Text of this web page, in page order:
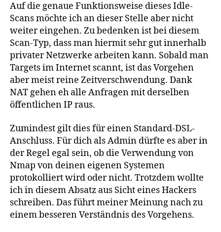
Auf die genaue Funktionsweise dieses Idle-
Scans möchte ich an dieser Stelle aber nicht
weiter eingehen. Zu bedenken ist bei diesem
Scan-Typ, dass man hiermit sehr gut innerhalb
privater Netzwerke arbeiten kann. Sobald man
Targets im Internet scannt, ist das Vorgehen
aber meist reine Zeitverschwendung. Dank
NAT gehen eh alle Anfragen mit derselben
öffentlichen IP raus.
Zumindest gilt dies für einen Standard-DSL-
Anschluss. Für dich als Admin dürfte es aber in
der Regel egal sein, ob die Verwendung von
Nmap von deinen eigenen Systemen
protokolliert wird oder nicht. Trotzdem wollte
ich in diesem Absatz aus Sicht eines Hackers
schreiben. Das führt meiner Meinung nach zu
einem besseren Verständnis des Vorgehens.